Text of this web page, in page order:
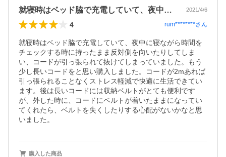
就寝時はベッド脇で充電していて、夜中に… 2021/4/6
4 rum********さん
就寝時はベッド脇で充電していて、夜中に寝ながら時間を
チェックする時に持ったまま反対側を向いたりしてしま
い、コードが引っ張られて抜けてしまっていました。もう
少し長いコードをと思い購入しました。コードが2mあれば
引っ張られることなくストレス軽減で快適に生活できてい
ます。後は長いコードには収納ベルトがとても便利です
が、外した時に、コードにベルトが着いたままになってい
てくれたら、ベルトを失くしたりする心配がないかなと思
いました。
購入した商品